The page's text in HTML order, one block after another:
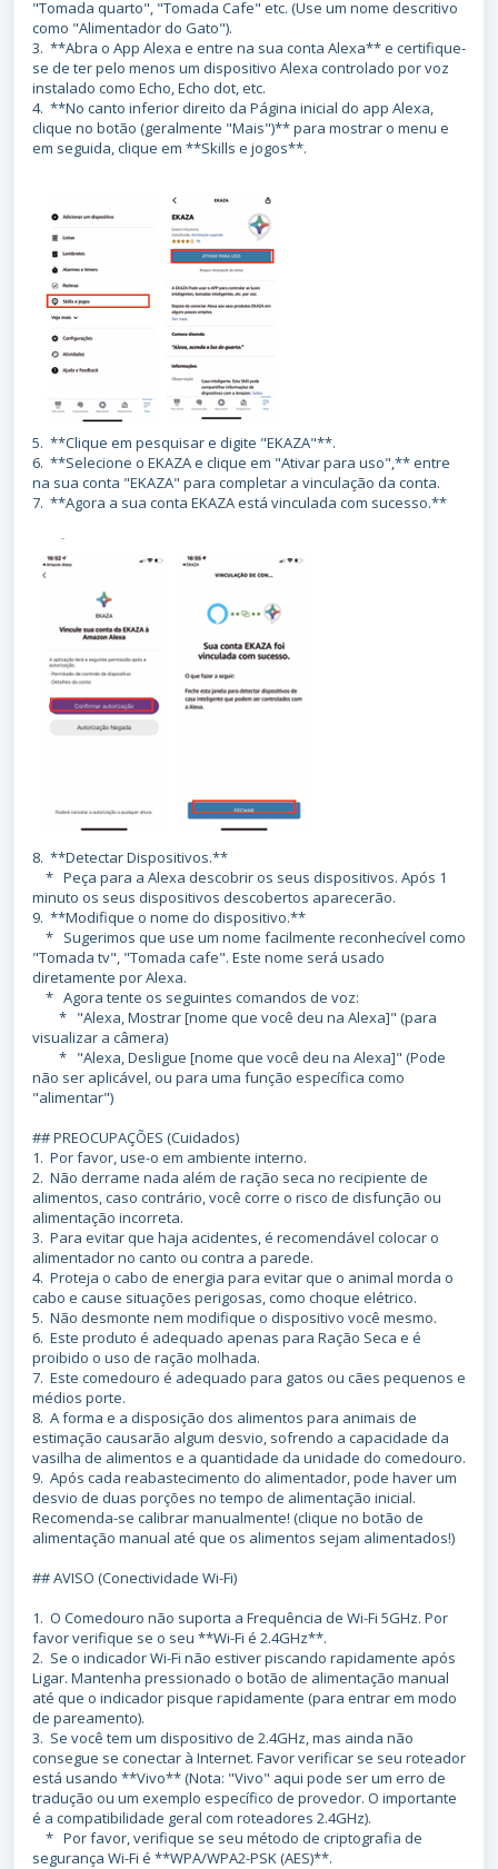
"Tomada quarto", "Tomada Cafe" etc. (Use um nome descritivo
como "Alimentador do Gato").
3. **Abra o App Alexa e entre na sua conta Alexa** e certifique-
se de ter pelo menos um dispositivo Alexa controlado por voz
instalado como Echo, Echo dot, etc.
4. **No canto inferior direito da Página inicial do app Alexa,
clique no botão (geralmente "Mais")** para mostrar o menu e
em seguida, clique em **Skills e jogos**.
5. **Clique em pesquisar e digite "EKAZA"**.
6. **Selecione o EKAZA e clique em "Ativar para uso",** entre
na sua conta "EKAZA" para completar a vinculação da conta.
7. **Agora a sua conta EKAZA está vinculada com sucesso.**
8. **Detectar Dispositivos.**
* Peça para a Alexa descobrir os seus dispositivos. Após 1
minuto os seus dispositivos descobertos aparecerão.
9. **Modifique o nome do dispositivo.**
* Sugerimos que use um nome facilmente reconhecível como
"Tomada tv", "Tomada cafe". Este nome será usado
diretamente por Alexa.
* Agora tente os seguintes comandos de voz:
* "Alexa, Mostrar [nome que você deu na Alexa]" (para
visualizar a câmera)
* "Alexa, Desligue [nome que você deu na Alexa]" (Pode
não ser aplicável, ou para uma função específica como
"alimentar")
## PREOCUPAÇÕES (Cuidados)
1. Por favor, use-o em ambiente interno.
2. Não derrame nada além de ração seca no recipiente de
alimentos, caso contrário, você corre o risco de disfunção ou
alimentação incorreta.
3. Para evitar que haja acidentes, é recomendável colocar o
alimentador no canto ou contra a parede.
4. Proteja o cabo de energia para evitar que o animal morda o
cabo e cause situações perigosas, como choque elétrico.
5. Não desmonte nem modifique o dispositivo você mesmo.
6. Este produto é adequado apenas para Ração Seca e é
proibido o uso de ração molhada.
7. Este comedouro é adequado para gatos ou cães pequenos e
médios porte.
8. A forma e a disposição dos alimentos para animais de
estimação causarão algum desvio, sofrendo a capacidade da
vasilha de alimentos e a quantidade da unidade do comedouro.
9. Após cada reabastecimento do alimentador, pode haver um
desvio de duas porções no tempo de alimentação inicial.
Recomenda-se calibrar manualmente! (clique no botão de
alimentação manual até que os alimentos sejam alimentados!)
## AVISO (Conectividade Wi-Fi)
1. O Comedouro não suporta a Frequência de Wi-Fi 5GHz. Por
favor verifique se o seu **Wi-Fi é 2.4GHz**.
2. Se o indicador Wi-Fi não estiver piscando rapidamente após
Ligar. Mantenha pressionado o botão de alimentação manual
até que o indicador pisque rapidamente (para entrar em modo
de pareamento).
3. Se você tem um dispositivo de 2.4GHz, mas ainda não
consegue se conectar à Internet. Favor verificar se seu roteador
está usando **Vivo** (Nota: "Vivo" aqui pode ser um erro de
tradução ou um exemplo específico de provedor. O importante
é a compatibilidade geral com roteadores 2.4GHz).
* Por favor, verifique se seu método de criptografia de
segurança Wi-Fi é **WPA/WPA2-PSK (AES)**.